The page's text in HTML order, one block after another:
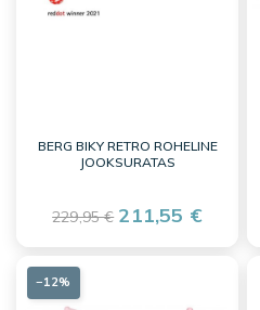
BERG BIKY RETRO ROHELINE
JOOKSURATAS
229,95 € 211,55 €
−12%